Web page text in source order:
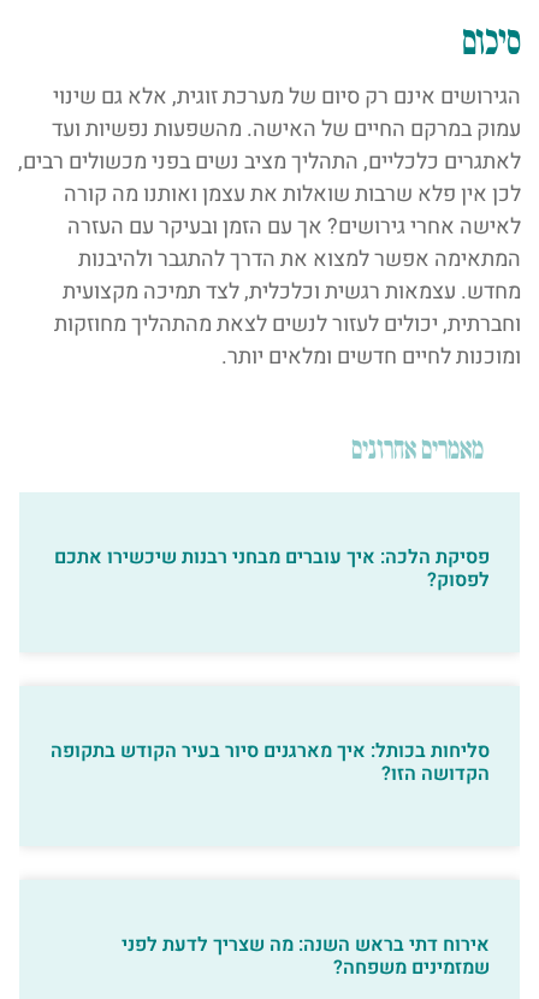
סיכום
הגירושים אינם רק סיום של מערכת זוגית, אלא גם שינוי
עמוק במרקם החיים של האישה. מהשפעות נפשיות ועד
לאתגרים כלכליים, התהליך מציב נשים בפני מכשולים רבים,
לכן אין פלא שרבות שואלות את עצמן ואותנו מה קורה
לאישה אחרי גירושים? אך עם הזמן ובעיקר עם העזרה
המתאימה אפשר למצוא את הדרך להתגבר ולהיבנות
מחדש. עצמאות רגשית וכלכלית, לצד תמיכה מקצועית
וחברתית, יכולים לעזור לנשים לצאת מהתהליך מחוזקות
ומוכנות לחיים חדשים ומלאים יותר.
מאמרים אחרונים
פסיקת הלכה: איך עוברים מבחני רבנות שיכשירו אתכם
לפסוק?
סליחות בכותל: איך מארגנים סיור בעיר הקודש בתקופה
הקדושה הזו?
אירוח דתי בראש השנה: מה שצריך לדעת לפני
שמזמינים משפחה?